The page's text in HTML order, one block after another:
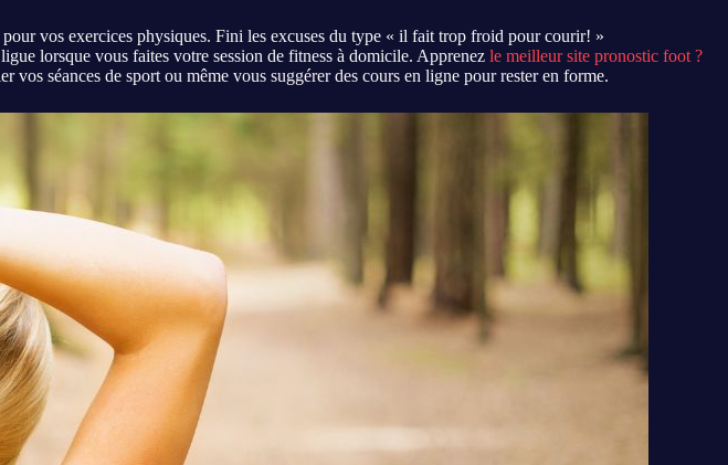
vos exercices physiques. Fini les excuses du type « il fait trop froid pour courir! »
lorsque vous faites votre session de fitness à domicile. Apprenez le meilleur site pronostic foot ?
séances de sport ou même vous suggérer des cours en ligne pour rester en forme.